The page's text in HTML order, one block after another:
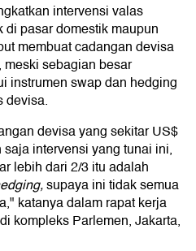
intervensi valas
pasar domestik maupun
membuat cadangan devisa
sebagian besar
instrumen swap dan hedging
devisa.
devisa yang sekitar US$
intervensi yang tunai ini,
lebih dari 2/3 itu adalah
supaya ini tidak semua
katanya dalam rapat kerja
kompleks Parlemen, Jakarta,